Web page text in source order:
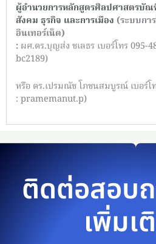
ผู้อำนวยการหลักสูตรศิลปศาสตรบั
สังคม ธุรกิจ และการเมือง (ระบบกา
อินเทอร์เน็ต)
: ผศ.ดร.บุญส่ง ชเลธร เบอร์โทร 095-
bc2189)
หรือ ดร.เปรมณัช โภชนสมบูรณ์ เบอร์
: pramemanut.p)
ติดต่อสอบ
เพิ่มเ